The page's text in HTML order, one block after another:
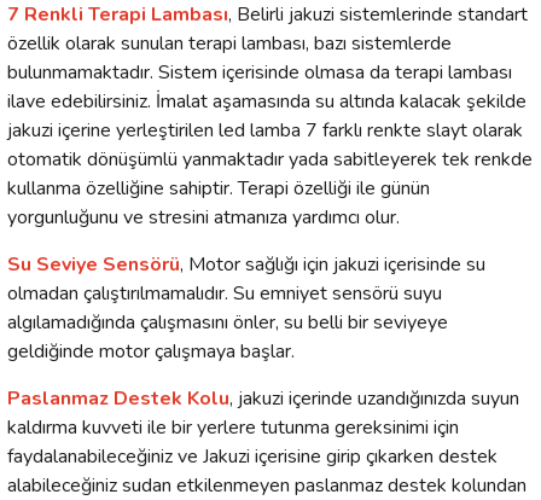
7 Renkli Terapi Lambası, Belirli jakuzi sistemlerinde standart
özellik olarak sunulan terapi lambası, bazı sistemlerde
bulunmamaktadır. Sistem içerisinde olmasa da terapi lambası
ilave edebilirsiniz. İmalat aşamasında su altında kalacak şekilde
jakuzi içerine yerleştirilen led lamba 7 farklı renkte slayt olarak
otomatik dönüşümlü yanmaktadır yada sabitleyerek tek renkde
kullanma özelliğine sahiptir. Terapi özelliği ile günün
yorgunluğunu ve stresini atmanıza yardımcı olur.
Su Seviye Sensörü, Motor sağlığı için jakuzi içerisinde su
olmadan çalıştırılmamalıdır. Su emniyet sensörü suyu
algılamadığında çalışmasını önler, su belli bir seviyeye
geldiğinde motor çalışmaya başlar.
Paslanmaz Destek Kolu, jakuzi içerinde uzandığınızda suyun
kaldırma kuvveti ile bir yerlere tutunma gereksinimi için
faydalanabileceğiniz ve Jakuzi içerisine girip çıkarken destek
alabileceğiniz sudan etkilenmeyen paslanmaz destek kolundan